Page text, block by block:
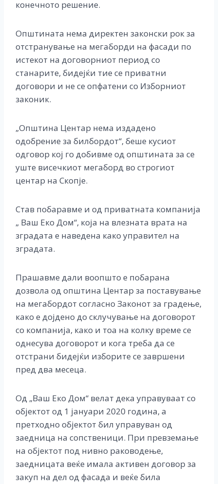
конечното решение.
Општината нема директен законски рок за
отстранување на мегаборди на фасади по
истекот на договорниот период со
станарите, бидејќи тие се приватни
договори и не се опфатени со Изборниот
законик.
„Општина Центар нема издадено
одобрение за билбордот“, беше кусиот
одговор кој го добивме од општината за се
уште висечкиот мегаборд во строгиот
центар на Скопје.
Став побаравме и од приватната компанија
„ Ваш Еко Дом“, која на влезната врата на
зградата е наведена како управител на
зградата.
Прашавме дали воопшто е побарана
дозвола од општина Центар за поставување
на мегабордот согласно Законот за градење,
како е дојдено до склучување на договорот
со компанија, како и тоа на колку време се
однесува договорот и кога треба да се
отстрани бидејќи изборите се завршени
пред два месеца.
Од „Ваш Еко Дом“ велат дека управуваат со
објектот од 1 јануари 2020 година, а
претходно објектот бил управуван од
заедница на сопственици. При превземање
на објектот под нивно раководење,
заедницата веќе имала активен договор за
закуп на дел од фасада и веќе била